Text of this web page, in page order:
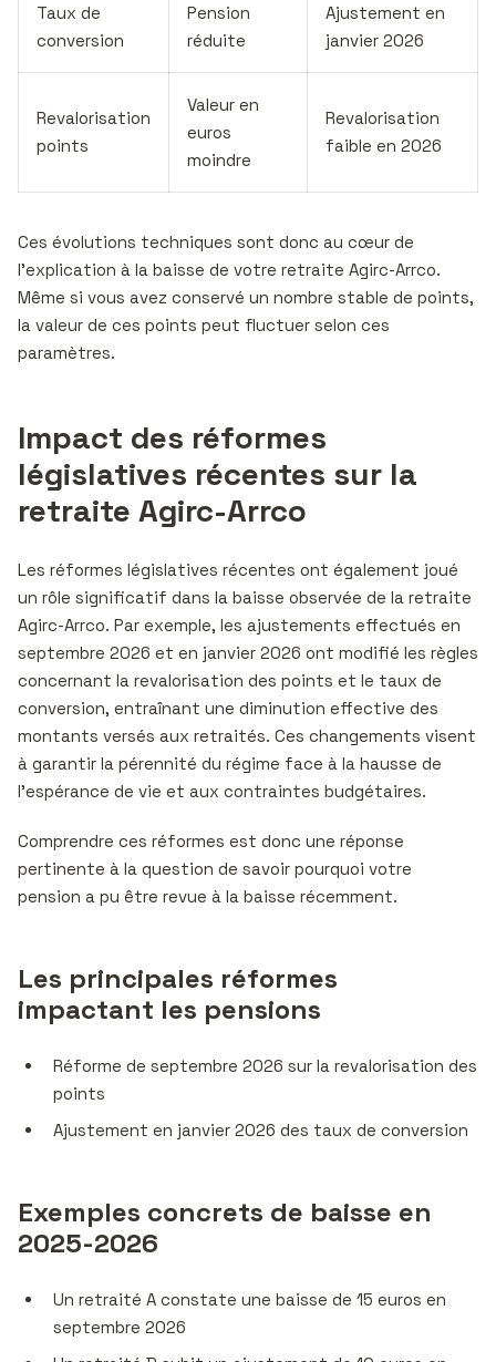
Taux de
conversion
Pension
réduite
Ajustement en
janvier 2026
Revalorisation
points
Valeur en
euros
moindre
Revalorisation
faible en 2026
Ces évolutions techniques sont donc au cœur de
l’explication à la baisse de votre retraite Agirc-Arrco.
Même si vous avez conservé un nombre stable de points,
la valeur de ces points peut fluctuer selon ces
paramètres.
Impact des réformes
législatives récentes sur la
retraite Agirc-Arrco
Les réformes législatives récentes ont également joué
un rôle significatif dans la baisse observée de la retraite
Agirc-Arrco. Par exemple, les ajustements effectués en
septembre 2026 et en janvier 2026 ont modifié les règles
concernant la revalorisation des points et le taux de
conversion, entraînant une diminution effective des
montants versés aux retraités. Ces changements visent
à garantir la pérennité du régime face à la hausse de
l’espérance de vie et aux contraintes budgétaires.
Comprendre ces réformes est donc une réponse
pertinente à la question de savoir pourquoi votre
pension a pu être revue à la baisse récemment.
Les principales réformes
impactant les pensions
Réforme de septembre 2026 sur la revalorisation des
points
Ajustement en janvier 2026 des taux de conversion
Exemples concrets de baisse en
2025-2026
Un retraité A constate une baisse de 15 euros en
septembre 2026